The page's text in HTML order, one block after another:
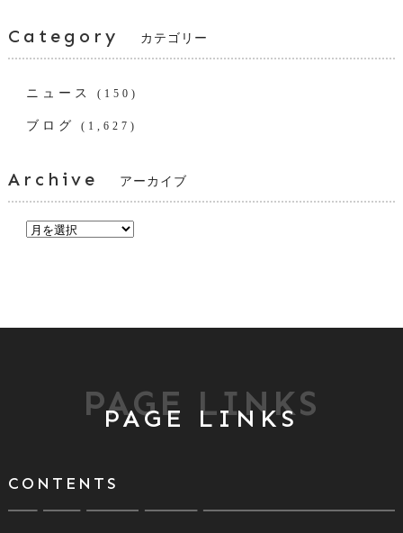
Category カテゴリー
ニュース (150)
ブログ (1,627)
Archive アーカイブ
PAGE LINKS
PAGE LINKS
CONTENTS